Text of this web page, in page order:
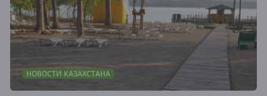
НОВОСТИ КАЗАХСТАНА